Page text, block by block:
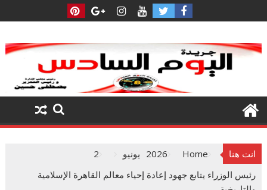
to
انت هنا Home
2026 يونيو
2
رئيس الوزراء يتابع جهود إعادة إحياء معالم القاهرة الإسلامية